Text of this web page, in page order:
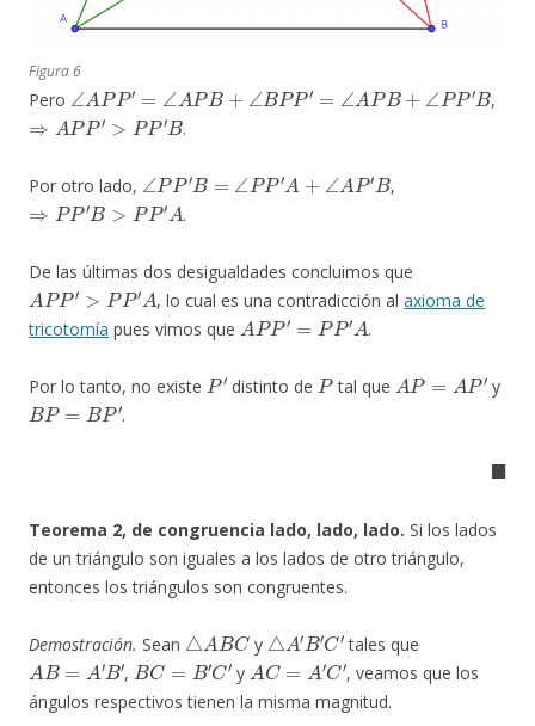
Figura 6
Pero
∠ A PP′= P B+∠ P′=∠A ∠ PP′B
,
⇒APP′>P P B
.
Por otro lado,
∠PP′B= P′A+ ∠ B
,
⇒P P′B>PP′A
.
De las últimas dos desigualdades concluimos que
APP′>PP′A
, lo cual es una contradicción alaxioma de
tricotomía pues vimos que
APP′=PP′A
.
Por lo tanto, no existe
P′
distinto de
P
tal que
A P=
y
BP=B P′
.
◼
Teorema 2, de congruencia lado, lado, lado. Si los lados
de un triángulo son iguales a los lados de otro triángulo,
entonces los triángulos son congruentes.
Demostración. Sean
△ ABC
y
△ A′B′C′
tales que
AB=A′B′
,
BC=B ′C′
y
A C=A′C′
, veamos que los
ángulos respectivos tienen la misma magnitud.